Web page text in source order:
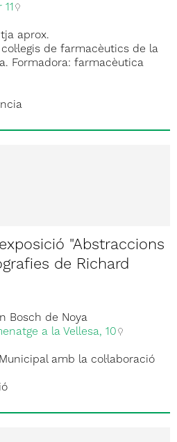
aprox.
de farmacèutics de la
Formadora: farmacèutica
"Abstraccions
de Richard
Bosch de Noya
a la Vellesa, 10
amb la col·laboració